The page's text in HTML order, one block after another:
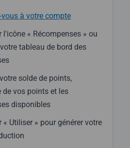
vous à votre compte
l'icône « Récompenses » ou
tableau de bord des
solde de points,
de vos points et les
disponibles
« Utiliser » pour générer votre